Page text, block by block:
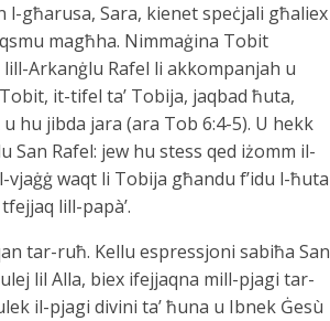
l-għarusa, Sara, kienet speċjali għaliex
magħha. Nimmaġina Tobit
Arkanġlu Rafel li akkompanjah u
it-tifel ta’ Tobija, jaqbad ħuta,
hu jibda jara (ara Tob 6:4-5). U hekk
Rafel: jew hu stess qed iżomm il-
waqt li Tobija għandu f’idu l-ħuta
lill-papà’.
tar-ruħ. Kellu espressjoni sabiħa San
lil Alla, biex ifejjaqna mill-pjagi tar-
il-pjagi divini ta’ ħuna u Ibnek Ġesù